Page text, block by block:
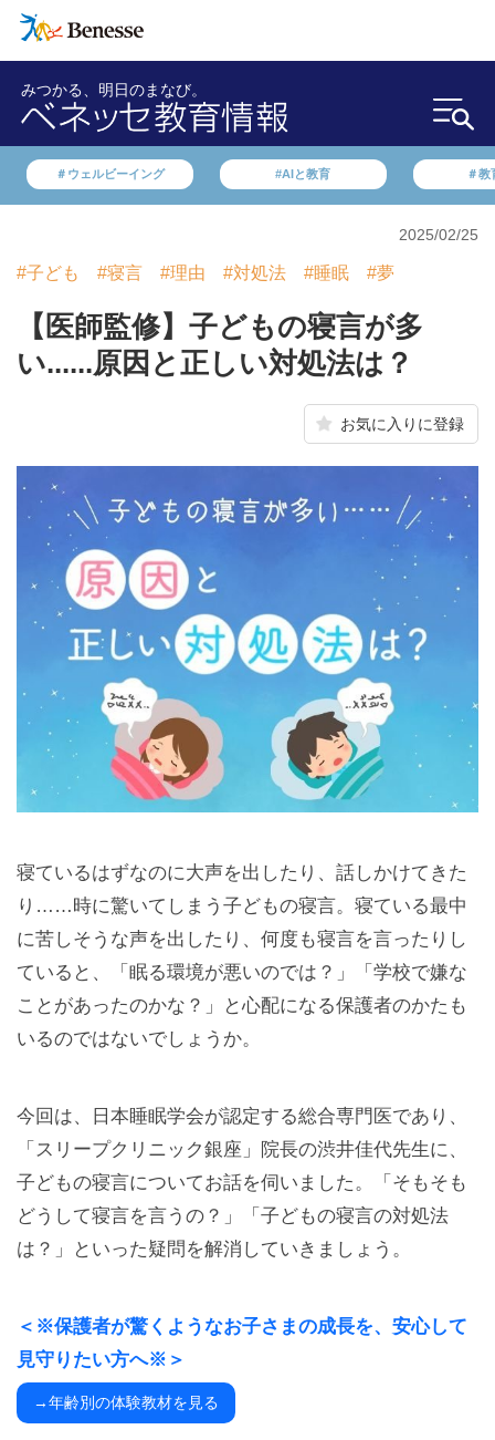
みつかる、明日のまなび。
＃ウェルビーイング #AIと教育 ＃教
2025/02/25
#子ども #寝言 #理由 #対処法 #睡眠 #夢
【医師監修】子どもの寝言が多
い......原因と正しい対処法は？
お気に入りに登録
寝ているはずなのに大声を出したり、話しかけてきた
り……時に驚いてしまう子どもの寝言。寝ている最中
に苦しそうな声を出したり、何度も寝言を言ったりし
ていると、「眠る環境が悪いのでは？」「学校で嫌な
ことがあったのかな？」と心配になる保護者のかたも
いるのではないでしょうか。
今回は、日本睡眠学会が認定する総合専門医であり、
「スリープクリニック銀座」院長の渋井佳代先生に、
子どもの寝言についてお話を伺いました。「そもそも
どうして寝言を言うの？」「子どもの寝言の対処法
は？」といった疑問を解消していきましょう。
＜※保護者が驚くようなお子さまの成長を、安心して
見守りたい方へ※＞
→年齢別の体験教材を見る